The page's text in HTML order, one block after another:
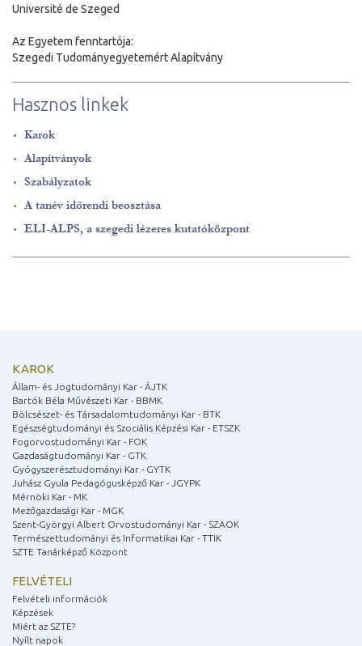
Université de Szeged
Az Egyetem fenntartója:
Szegedi Tudományegyetemért Alapítvány
Hasznos linkek
Karok
Alapítványok
Szabályzatok
A tanév időrendi beosztása
ELI-ALPS, a szegedi lézeres kutatóközpont
KAROK
Állam- és Jogtudományi Kar - ÁJTK
Bartók Béla Művészeti Kar - BBMK
Bölcsészet- és Társadalomtudományi Kar - BTK
Egészségtudományi és Szociális Képzési Kar - ETSZK
Fogorvostudományi Kar - FOK
Gazdaságtudományi Kar - GTK
Gyógyszerésztudományi Kar - GYTK
Juhász Gyula Pedagógusképző Kar - JGYPK
Mérnöki Kar - MK
Mezőgazdasági Kar - MGK
Szent-Györgyi Albert Orvostudományi Kar - SZAOK
Természettudományi és Informatikai Kar - TTIK
SZTE Tanárképző Központ
FELVÉTELI
Felvételi információk
Képzések
Miért az SZTE?
Nyílt napok